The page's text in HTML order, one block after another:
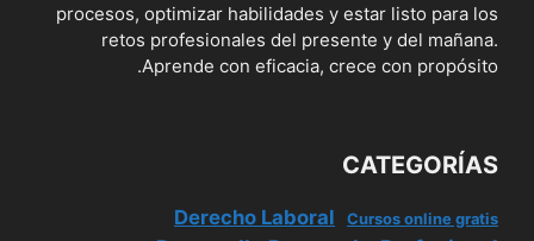
procesos, optimizar habilidades y estar listo para los
retos profesionales del presente y del mañana.
Aprende con eficacia, crece con propósito.
CATEGORÍAS
Cursos online gratis
Derecho Laboral